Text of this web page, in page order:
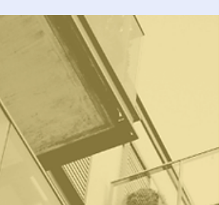
Frais de copropriété et loi 16 :
exemples d'augmentation à
Découvrez l'impact de la loi 16 sur
l'augmentation des frais de copropriété et
nos exemples.